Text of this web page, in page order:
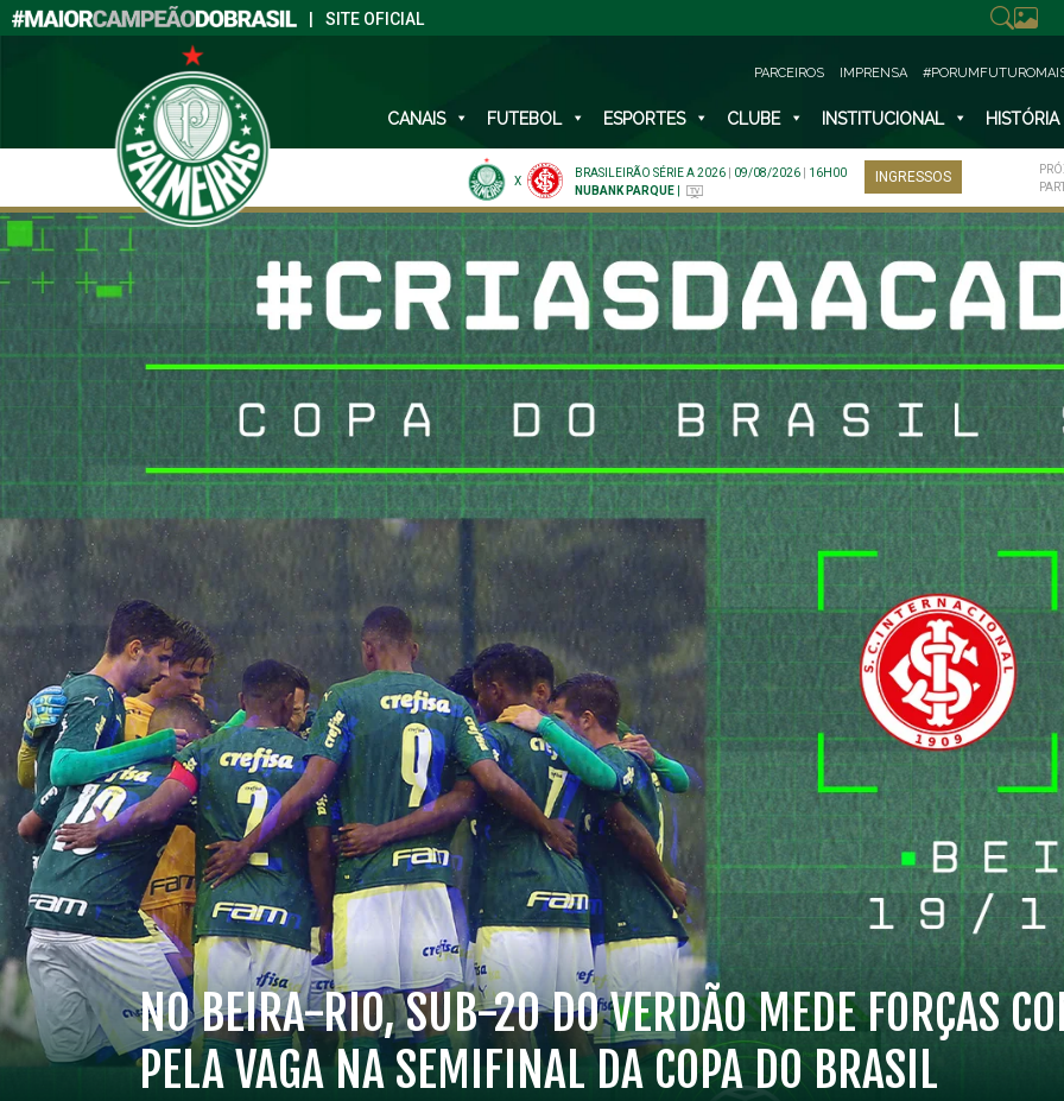
SITE OFICIAL
PARCEIROS IMPRENSA
CANAIS FUTEBOL ESPORTES CLUBE INSTITUCIONAL HISTÓRIA
X
BRASILEIRÃO SÉRIE A 2026 09/08/2026
16H00
NUBANK PARQUE
INGRESSOS
NO BEIRA-RIO, SUB-20 DO VERDÃO MEDE FORÇAS
PELA VAGA NA SEMIFINAL DA COPA DO BRASIL